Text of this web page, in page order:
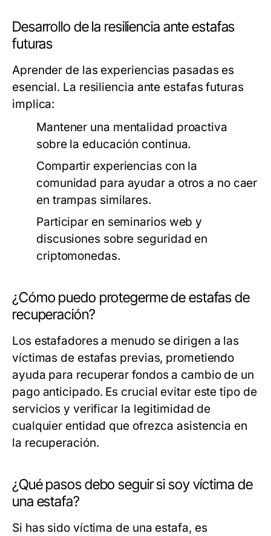
Desarrollo de la resiliencia ante estafas
futuras
Aprender de las experiencias pasadas es
esencial. La resiliencia ante estafas futuras
implica:
Mantener una mentalidad proactiva
sobre la educación continua.
Compartir experiencias con la
comunidad para ayudar a otros a no caer
en trampas similares.
Participar en seminarios web y
discusiones sobre seguridad en
criptomonedas.
¿Cómo puedo protegerme de estafas de
recuperación?
Los estafadores a menudo se dirigen a las
víctimas de estafas previas, prometiendo
ayuda para recuperar fondos a cambio de un
pago anticipado. Es crucial evitar este tipo de
servicios y verificar la legitimidad de
cualquier entidad que ofrezca asistencia en
la recuperación.
¿Qué pasos debo seguir si soy víctima de
una estafa?
Si has sido víctima de una estafa, es